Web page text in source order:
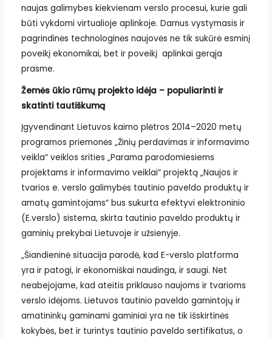
naujas galimybes kiekvienam verslo procesui, kurie gali
būti vykdomi virtualioje aplinkoje. Darnus vystymasis ir
pagrindinės technologinės naujovės ne tik sukūrė esminį
poveikį ekonomikai, bet ir poveikį aplinkai gerąja
prasme.
Žemės ūkio rūmų projekto idėja – populiarinti ir
skatinti tautiškumą
Įgyvendinant Lietuvos kaimo plėtros 2014–2020 metų
programos priemonės „Žinių perdavimas ir informavimo
veikla“ veiklos srities „Parama parodomiesiems
projektams ir informavimo veiklai“ projektą „Naujos ir
tvarios e. verslo galimybės tautinio paveldo produktų ir
amatų gamintojams“ bus sukurta efektyvi elektroninio
(E.verslo) sistema, skirta tautinio paveldo produktų ir
gaminių prekybai Lietuvoje ir užsienyje.
„Šiandieninė situacija parodė, kad E-verslo platforma
yra ir patogi, ir ekonomiškai naudinga, ir saugi. Net
neabejojame, kad ateitis priklauso naujoms ir tvarioms
verslo idėjoms. Lietuvos tautinio paveldo gamintojų ir
amatininkų gaminami gaminiai yra ne tik išskirtinės
kokybės, bet ir turintys tautinio paveldo sertifikatus, o